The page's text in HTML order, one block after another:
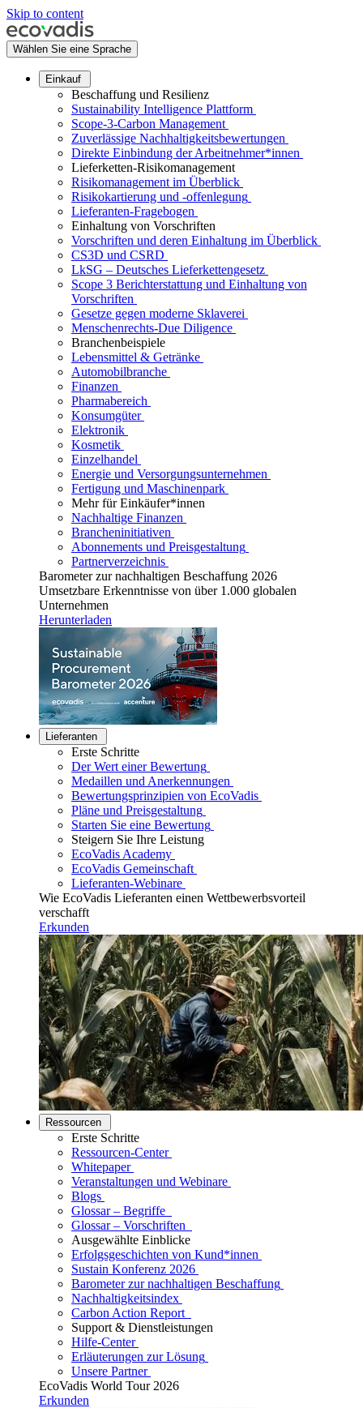
Skip to content
Wählen Sie eine Sprache
Einkauf
Beschaffung und Resilienz
Sustainability Intelligence Plattform
Scope-3-Carbon Management
Zuverlässige Nachhaltigkeitsbewertungen
Direkte Einbindung der Arbeitnehmer*innen
Lieferketten-Risikomanagement
Risikomanagement im Überblick
Risikokartierung und -offenlegung
Lieferanten-Fragebogen
Einhaltung von Vorschriften
Vorschriften und deren Einhaltung im Überblick
CS3D und CSRD
LkSG – Deutsches Lieferkettengesetz
Scope 3 Berichterstattung und Einhaltung von
Vorschriften
Gesetze gegen moderne Sklaverei
Menschenrechts-Due Diligence
Branchenbeispiele
Lebensmittel & Getränke
Automobilbranche
Finanzen
Pharmabereich
Konsumgüter
Elektronik
Kosmetik
Einzelhandel
Energie und Versorgungsunternehmen
Fertigung und Maschinenpark
Mehr für Einkäufer*innen
Nachhaltige Finanzen
Brancheninitiativen
Abonnements und Preisgestaltung
Partnerverzeichnis
Barometer zur nachhaltigen Beschaffung 2026
Umsetzbare Erkenntnisse von über 1.000 globalen
Unternehmen
Herunterladen
Lieferanten
Erste Schritte
Der Wert einer Bewertung
Medaillen und Anerkennungen
Bewertungsprinzipien von EcoVadis
Pläne und Preisgestaltung
Starten Sie eine Bewertung
Steigern Sie Ihre Leistung
EcoVadis Academy
EcoVadis Gemeinschaft
Lieferanten-Webinare
Wie EcoVadis Lieferanten einen Wettbewerbsvorteil
verschafft
Erkunden
Ressourcen
Erste Schritte
Ressourcen-Center
Whitepaper
Veranstaltungen und Webinare
Blogs
Glossar – Begriffe
Glossar – Vorschriften
Ausgewählte Einblicke
Erfolgsgeschichten von Kund*innen
Sustain Konferenz 2026
Barometer zur nachhaltigen Beschaffung
Nachhaltigkeitsindex
Carbon Action Report
Support & Dienstleistungen
Hilfe-Center
Erläuterungen zur Lösung
Unsere Partner
EcoVadis World Tour 2026
Erkunden